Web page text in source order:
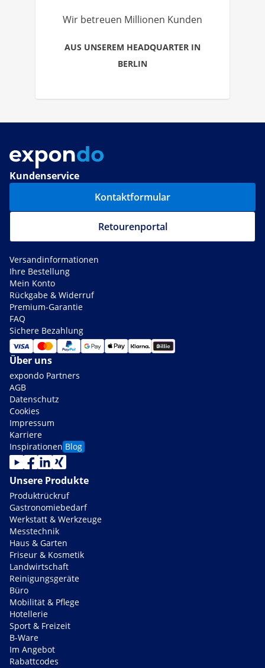
Wir betreuen Millionen Kunden
AUS UNSEREM HEADQUARTER IN
BERLIN
Kundenservice
Kontaktformular
Retourenportal
Versandinformationen
Ihre Bestellung
Mein Konto
Rückgabe & Widerruf
Premium-Garantie
FAQ
Sichere Bezahlung
Über uns
expondo Partners
AGB
Datenschutz
Cookies
Impressum
Karriere
Inspirationen Blog
Unsere Produkte
Produktrückruf
Gastronomiebedarf
Werkstatt & Werkzeuge
Messtechnik
Haus & Garten
Friseur & Kosmetik
Landwirtschaft
Reinigungsgeräte
Büro
Mobilität & Pflege
Hotellerie
Sport & Freizeit
B-Ware
Im Angebot
Rabattcodes